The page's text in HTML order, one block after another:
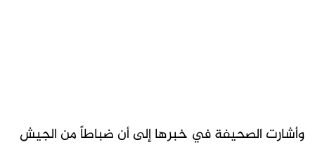
وأشارت الصحيفة في خبرها إلى أن ضباطاً من الجيش